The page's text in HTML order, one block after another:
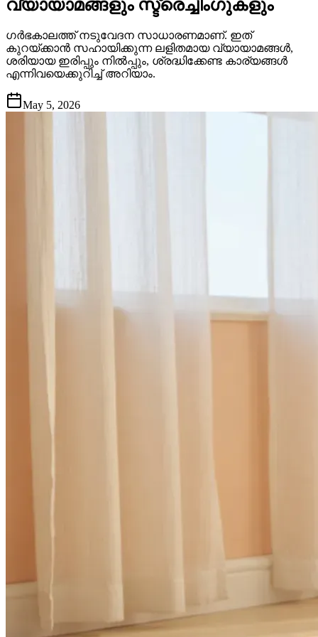
വ്യായാമങ്ങളും സ്ട്രെച്ചിംഗുകളും
ഗർഭകാലത്ത് നടുവേദന സാധാരണമാണ്. ഇത്
കുറയ്ക്കാൻ സഹായിക്കുന്ന ലളിതമായ വ്യായാമങ്ങൾ,
ശരിയായ ഇരിപ്പും നിൽപ്പും, ശ്രദ്ധിക്കേണ്ട കാര്യങ്ങൾ
എന്നിവയെക്കുറിച്ച് അറിയാം.
May 5, 2026